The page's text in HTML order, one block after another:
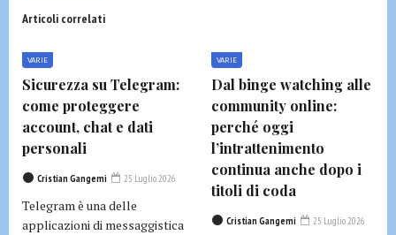
Articoli correlati
VARIE
Sicurezza su Telegram:
come proteggere
account, chat e dati
personali
Cristian Gangemi 25 Luglio 2026
Telegram è una delle
applicazioni di messaggistica
VARIE
Dal binge watching alle
community online:
perché oggi
l’intrattenimento
continua anche dopo i
titoli di coda
Cristian Gangemi 25 Luglio 2026